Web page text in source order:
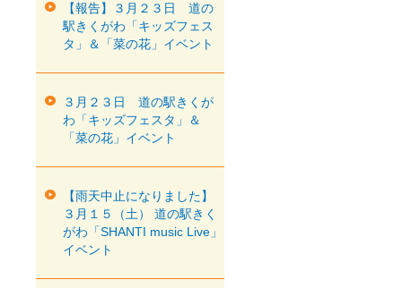
【報告】３月２３日 道の
駅きくがわ「キッズフェス
タ」＆「菜の花」イベント
３月２３日 道の駅きくが
わ「キッズフェスタ」＆
「菜の花」イベント
【雨天中止になりました】
３月１５（土） 道の駅きく
がわ「SHANTI music Live」
イベント